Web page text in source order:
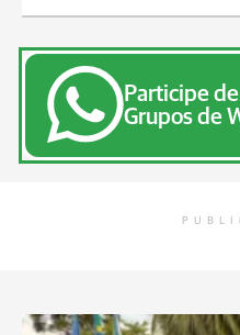
Participe
Grupos de